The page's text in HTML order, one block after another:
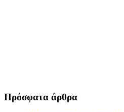
Πρόσφατα άρθρα